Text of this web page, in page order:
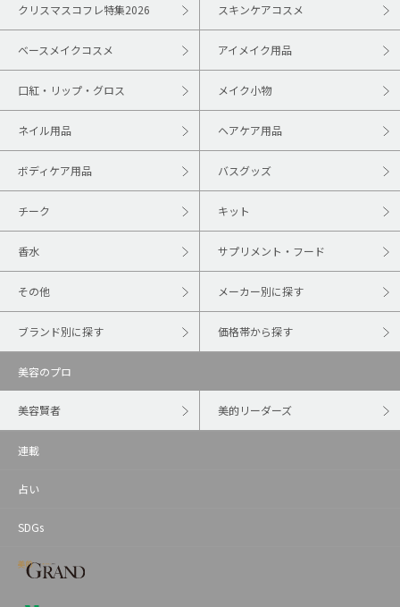
クリスマスコフレ特集2026 スキンケアコスメ
ベースメイクコスメ アイメイク用品
口紅・リップ・グロス メイク小物
ネイル用品 ヘアケア用品
ボディケア用品 バスグッズ
チーク キット
香水 サプリメント・フード
その他 メーカー別に探す
ブランド別に探す 価格帯から探す
美容のプロ
美容賢者 美的リーダーズ
連載
占い
SDGs